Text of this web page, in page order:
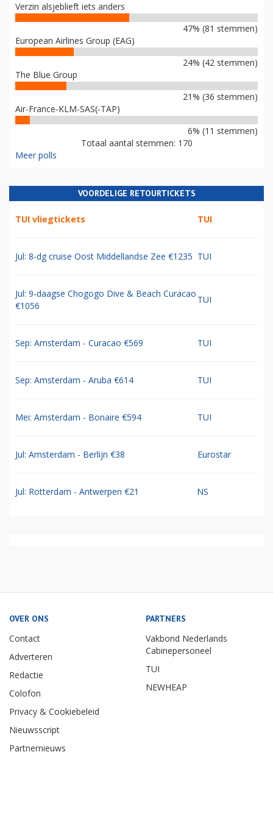
Verzin alsjeblieft iets anders
47% (81 stemmen)
European Airlines Group (EAG)
24% (42 stemmen)
The Blue Group
21% (36 stemmen)
Air-France-KLM-SAS(-TAP)
6% (11 stemmen)
Totaal aantal stemmen: 170
Meer polls
VOORDELIGE RETOURTICKETS
TUI vliegtickets TUI
Jul: 8-dg cruise Oost Middellandse Zee €1235 TUI
Jul: 9-daagse Chogogo Dive & Beach Curacao
€1056
TUI
Sep: Amsterdam - Curacao €569 TUI
Sep: Amsterdam - Aruba €614 TUI
Mei: Amsterdam - Bonaire €594 TUI
Jul: Amsterdam - Berlijn €38 Eurostar
Jul: Rotterdam - Antwerpen €21 NS
OVER ONS
Contact
Adverteren
Redactie
Colofon
Privacy & Cookiebeleid
Nieuwsscript
Partnernieuws
PARTNERS
Vakbond Nederlands
Cabinepersoneel
TUI
NEWHEAP